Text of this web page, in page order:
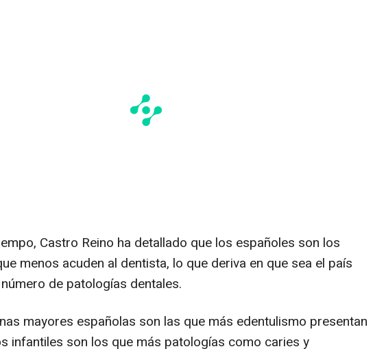
Castro Reino ha detallado que los españoles son los
menos acuden al dentista, lo que deriva en que sea el país
de patologías dentales.
mayores españolas son las que más edentulismo presentan
infantiles son los que más patologías como caries y